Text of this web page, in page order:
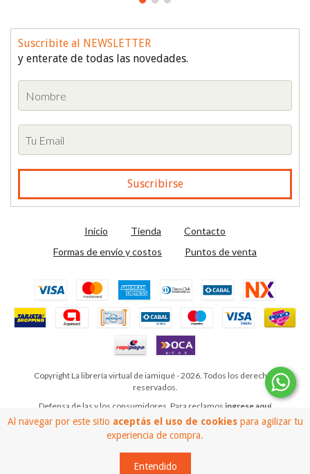
Al navegar por este sitio aceptás el uso de cookiespara agilizar tu
experiencia de compra.
Entendido
Suscribite al NEWSLETTER
y enterate de todas las novedades.
Inicio Tienda
Contacto
Formas de envío y costos
Puntos de venta
Copyright La librería virtual de iamiqué - 2026. Todos los derechos
reservados.
Defensa de las y los consumidores. Para reclamos ingrese aquí